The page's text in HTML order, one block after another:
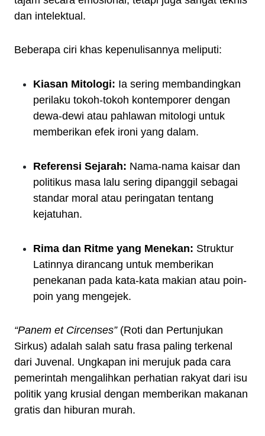
dan intelektual.
Beberapa ciri khas kepenulisannya meliputi:
Kiasan Mitologi: Ia sering membandingkan
perilaku tokoh-tokoh kontemporer dengan
dewa-dewi atau pahlawan mitologi untuk
memberikan efek ironi yang dalam.
Referensi Sejarah: Nama-nama kaisar dan
politikus masa lalu sering dipanggil sebagai
standar moral atau peringatan tentang
kejatuhan.
Rima dan Ritme yang Menekan: Struktur
Latinnya dirancang untuk memberikan
penekanan pada kata-kata makian atau poin-
poin yang mengejek.
“Panem et Circenses”(Roti dan Pertunjukan
Sirkus) adalah salah satu frasa paling terkenal
dari Juvenal. Ungkapan ini merujuk pada cara
pemerintah mengalihkan perhatian rakyat dari isu
politik yang krusial dengan memberikan makanan
gratis dan hiburan murah.